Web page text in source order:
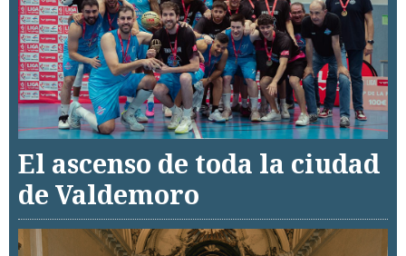
El ascenso de toda la ciudad
de Valdemoro